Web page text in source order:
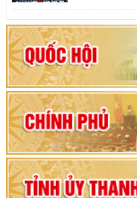
Khai mạc kỳ họp
Hướng dẫn quy
khoá XVI và đại
2026-2031
80 năm Quốc hội
vì sự phát triển
Bộ Chính trị duyệt
Đảng bộ tỉnh
2025 - 2030